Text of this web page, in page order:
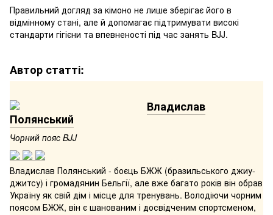
Правильний догляд за кімоно не лише зберігає його в
відмінному стані, але й допомагає підтримувати високі
стандарти гігієни та впевненості під час занять BJJ.
Автор статті:
Владислав
Полянський
Чорний пояс BJJ
Владислав Полянський - боєць БЖЖ (бразильського джиу-
джитсу) і громадянин Бельгії, але вже багато років він обрав
Україну як свій дім і місце для тренувань. Володіючи чорним
поясом БЖЖ, він є шанованим і досвідченим спортсменом,